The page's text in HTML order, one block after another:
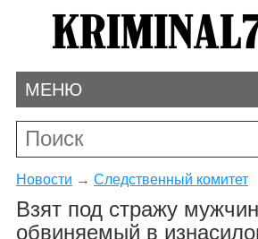
МЕНЮ
Новости → Следственный комитет
Взят под стражу
обвиняемый в